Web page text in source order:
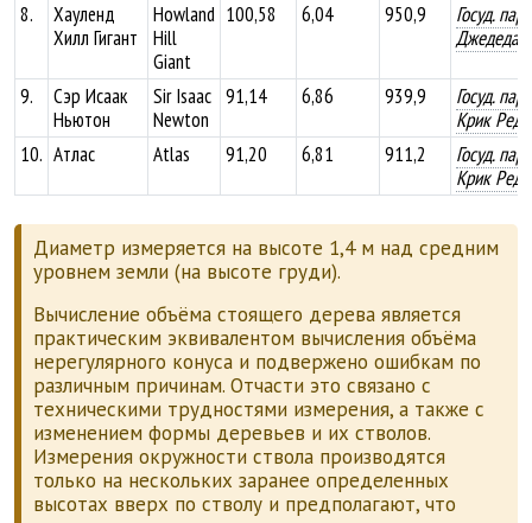
8.
Хауленд
Хилл Гигант
Howland
Hill
Giant
100,58 6,04 950,9
Госуд.
9.
Сэр Исаак
Ньютон
Sir Isaac
Newton
91,14 6,86 939,9
Госуд.
Крик
10. Атлас Atlas 91,20 6,81 911,2
Госуд.
Крик
Диаметр измеряется на высоте 1,4 м над средним
уровнем земли (на высоте груди).
Вычисление объёма стоящего дерева является
практическим эквивалентом вычисления объёма
нерегулярного конуса и подвержено ошибкам по
различным причинам. Отчасти это связано с
техническими трудностями измерения, а также с
изменением формы деревьев и их стволов.
Измерения окружности ствола производятся
только на нескольких заранее определенных
высотах вверх по стволу и предполагают, что